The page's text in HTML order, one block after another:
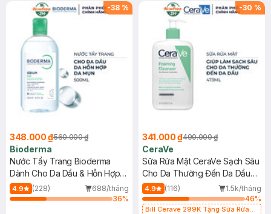
-38 %
348.000 ₫560.000 ₫
Bioderma
Nước Tẩy Trang Bioderma
Dành Cho Da Dầu & Hỗn Hợp
500ml
4.9 (228)
688/tháng
36%
-30 %
341.000 ₫490.000 ₫
CeraVe
Sữa Rửa Mặt CeraVe Sạch Sâu
Cho Da Thường Đến Da Dầu
473ml
4.9 (116)
1.5k/tháng
46%
Bill Cerave 299K Tặng Sữa Rửa